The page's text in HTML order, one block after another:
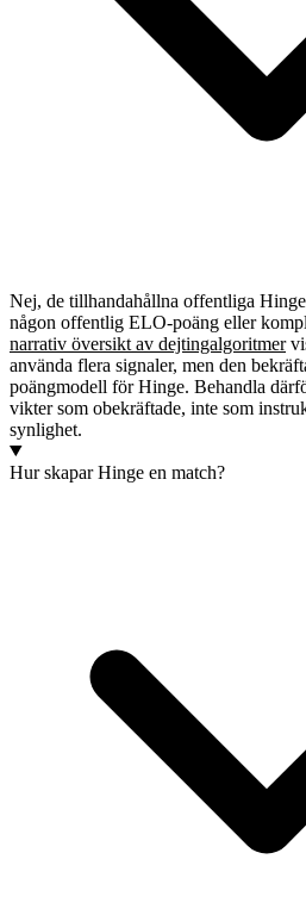
Nej, de tillhandahållna offentliga
någon offentlig ELO-poäng eller
narrativ översikt av dejtingalgoritmer
använda flera signaler, men den
poängmodell för Hinge. Behandla
vikter som obekräftade, inte som
synlighet.
Hur skapar Hinge en match?